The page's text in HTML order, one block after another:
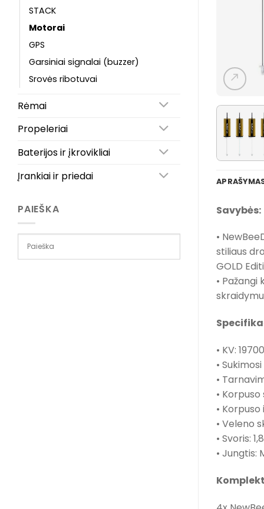
STACK
Motorai
GPS
Garsiniai signalai (buzzer)
Srovės ribotuvai
Rėmai
Propeleriai
Baterijos ir įkrovikliai
Įrankiai ir priedai
PAIEŠKA
Savybės:
•
stiliaus
GOLD
•
• KV:
•
•
•
• Korpuso
• Veleno
• Svoris:
• Jungtis: